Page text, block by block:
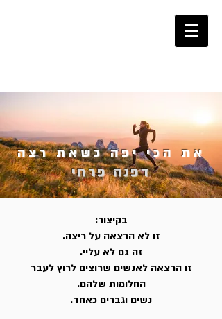
את הכי יפה כשאת רצה
דפנה פרחי
בקיצור:
זו לא הרצאה על ריצה.
זה גם לא עליי.
זו הרצאה לאנשים שרוצים לרוץ לעבר
החלומות שלהם.
נשים וגברים כאחד.